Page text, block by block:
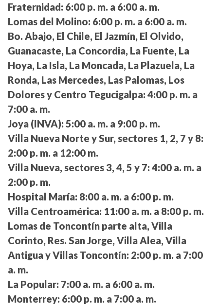
Fraternidad: 6:00 p. m. a 6:00 a. m.
Lomas del Molino: 6:00 p. m. a 6:00 a. m.
Bo. Abajo, El Chile, El Jazmín, El Olvido,
Guanacaste, La Concordia, La Fuente, La
Hoya, La Isla, La Moncada, La Plazuela, La
Ronda, Las Mercedes, Las Palomas, Los
Dolores y Centro Tegucigalpa: 4:00 p. m. a
7:00 a. m.
Joya (INVA): 5:00 a. m. a 9:00 p. m.
Villa Nueva Norte y Sur, sectores 1, 2, 7 y 8:
2:00 p. m. a 12:00 m.
Villa Nueva, sectores 3, 4, 5 y 7: 4:00 a. m. a
2:00 p. m.
Hospital María: 8:00 a. m. a 6:00 p. m.
Villa Centroamérica: 11:00 a. m. a 8:00 p. m.
Lomas de Toncontín parte alta, Villa
Corinto, Res. San Jorge, Villa Alea, Villa
Antigua y Villas Toncontín: 2:00 p. m. a 7:00
a. m.
La Popular: 7:00 a. m. a 6:00 a. m.
Monterrey: 6:00 p. m. a 7:00 a. m.